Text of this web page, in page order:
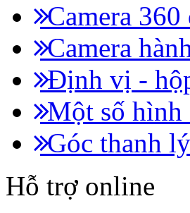
Camera 360
Camera
Định vị -
Một số hình
Góc thanh
Hỗ trợ online